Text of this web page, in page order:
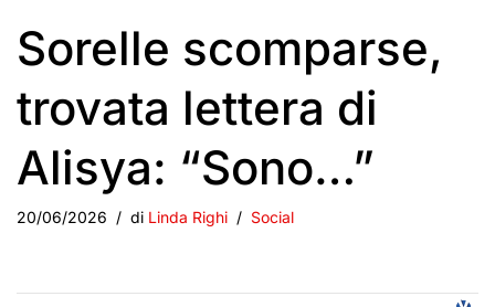
Sorelle scomparse,
trovata lettera di
Alisya: “Sono…”
20/06/2026 di Linda Righi Social